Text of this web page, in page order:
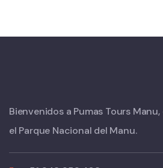
Bienvenidos a Pumas Tours
el Parque Nacional del Manu.